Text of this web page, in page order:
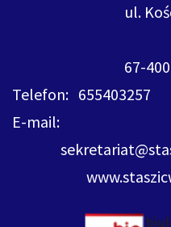
ul.
67-
Telefon: 655403257
E-mail: